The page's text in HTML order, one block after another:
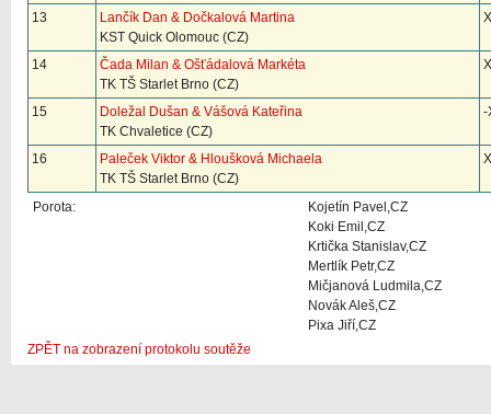
13
Lančík Dan & Dočkalová Martina
KST Quick Olomouc (CZ)
14
Čada Milan & Ošťádalová Markéta
TK TŠ Starlet Brno (CZ)
15
Doležal Dušan & Vášová Kateřina
TK Chvaletice (CZ)
-
16
Paleček Viktor & Hloušková Michaela
TK TŠ Starlet Brno (CZ)
Porota:
Kojetín Pavel,CZ
Koki Emil,CZ
Krtička Stanislav,CZ
Mertlík Petr,CZ
Mičjanová Ludmila,CZ
Novák Aleš,CZ
Pixa Jiří,CZ
ZPĚT na zobrazení protokolu soutěže